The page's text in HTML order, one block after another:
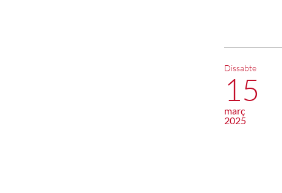
Dissabte
15
març
2025